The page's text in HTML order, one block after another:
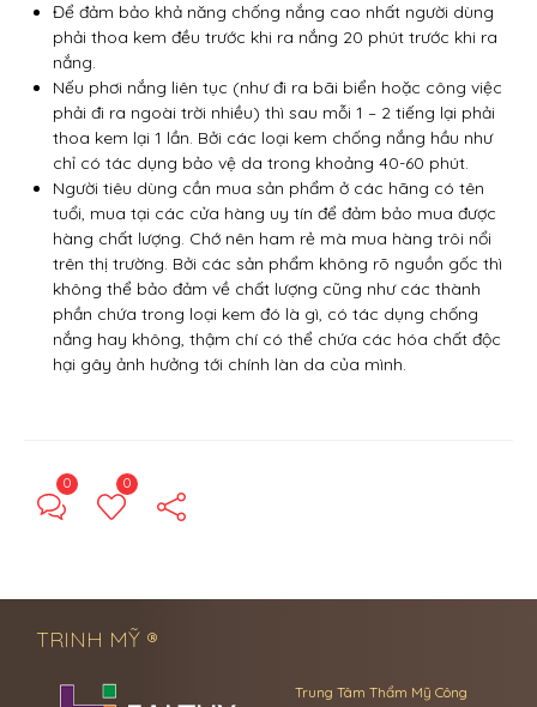
Để đảm bảo khả năng chống nắng cao nhất người dùng
phải thoa kem đều trước khi ra nắng 20 phút trước khi ra
nắng.
Nếu phơi nắng liên tục (như đi ra bãi biển hoặc công việc
phải đi ra ngoài trời nhiều) thì sau mỗi 1 – 2 tiếng lại phải
thoa kem lại 1 lần. Bởi các loại kem chống nắng hầu như
chỉ có tác dụng bảo vệ da trong khoảng 40-60 phút.
Người tiêu dùng cần mua sản phẩm ở các hãng có tên
tuổi, mua tại các cửa hàng uy tín để đảm bảo mua được
hàng chất lượng. Chớ nên ham rẻ mà mua hàng trôi nổi
trên thị trường. Bởi các sản phẩm không rõ nguồn gốc thì
không thể bảo đảm về chất lượng cũng như các thành
phần chứa trong loại kem đó là gì, có tác dụng chống
nắng hay không, thậm chí có thể chứa các hóa chất độc
hại gây ảnh hưởng tới chính làn da của mình.
0 0
TRINH MỸ ®
Trung Tâm Thẩm Mỹ Công